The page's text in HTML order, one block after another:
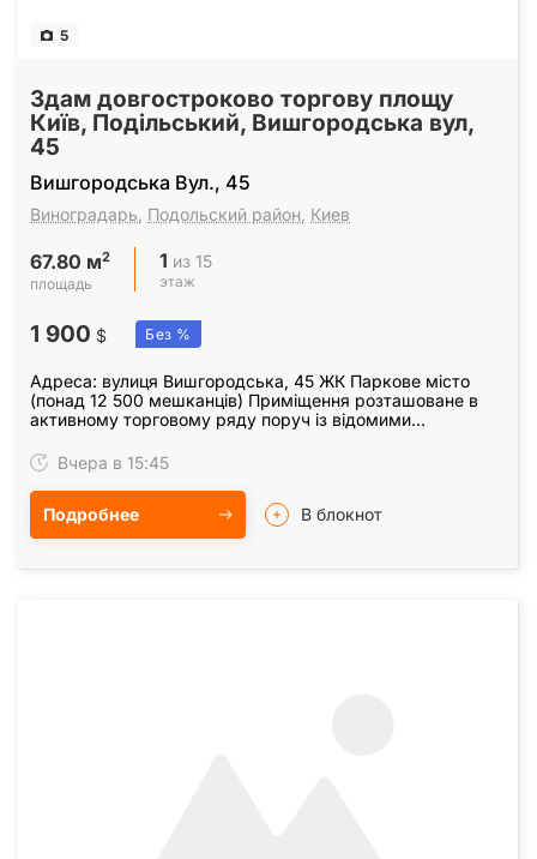
5
Здам довгостроково торгову площу
Київ, Подільський, Вишгородська вул,
45
Вишгородська Вул., 45
Виноградарь Подольский район Киев
67.80 м2
площадь
1 из 15
этаж
1 900 $ Без %
Адреса: вулиця Вишгородська, 45 ЖК Паркове місто
(понад 12 500 мешканців) Приміщення розташоване в
активному торговому ряду поруч із відомими
круасани,…
Вчера в 15:45
Подробнее В блокнот